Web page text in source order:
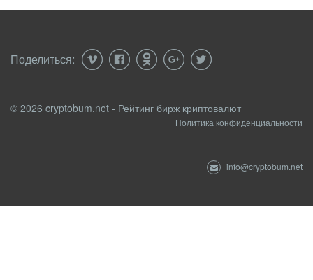
Поделиться:
© 2026 cryptobum.net - Рейтинг бирж криптовалют
Политика конфиденциальности
info@cryptobum.net